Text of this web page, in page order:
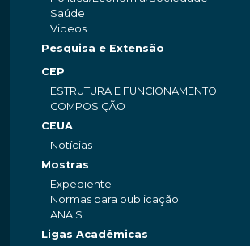
Saúde
Videos
Pesquisa e Extensão
CEP
ESTRUTURA E FUNCIONAMENTO
COMPOSIÇÃO
CEUA
Notícias
Mostras
Expediente
Normas para publicação
ANAIS
Ligas Acadêmicas